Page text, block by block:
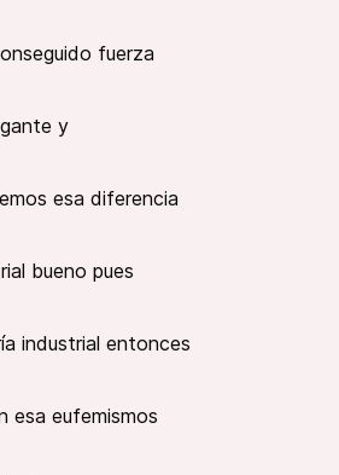
fuerza
y
esa diferencia
bueno pues
industrial entonces
esa eufemismos